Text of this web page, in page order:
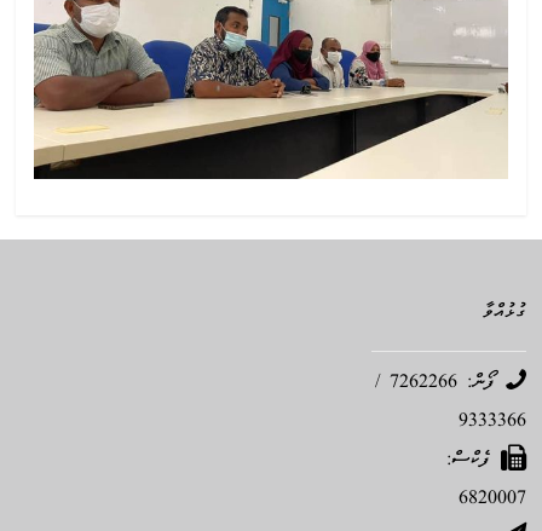
ގުޅުއްވާ
ފޯން: 7262266 /
9333366
ފެކްސް:
6820007